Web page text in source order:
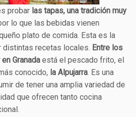
probar las tapas, una tradición muy
lo que las bebidas vienen
plato de comida. Esta es la
distintas recetas locales. Entre los
Granada está el pescado frito, el
conocido, la Alpujarra. Es una
de tener una amplia variedad de
que ofrecen tanto cocina